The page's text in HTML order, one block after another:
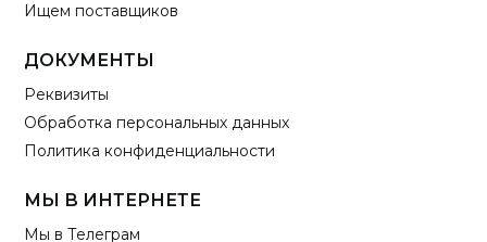
Ищем поставщиков
ДОКУМЕНТЫ
Реквизиты
Обработка персональных данных
Политика конфиденциальности
МЫ В ИНТЕРНЕТЕ
Мы в Телеграм